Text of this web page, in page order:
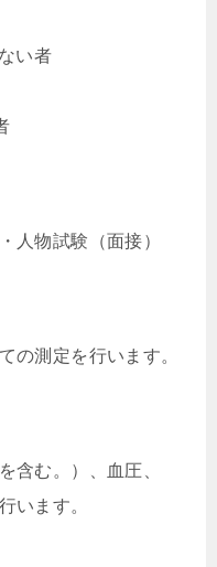
い者
人物試験（面接）
の測定を行います。
含む。）、血圧、
います。